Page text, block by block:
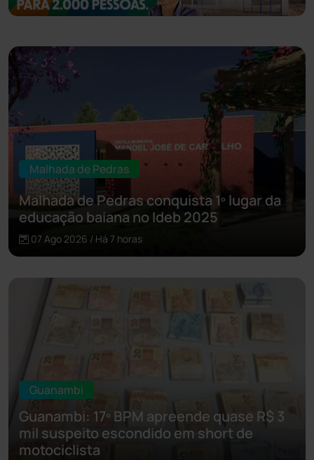
Malhada de Pedras
Malhada de Pedras conquista 1º lugar da
educação baiana no Ideb 2025
07 Ago 2026 / Há 7 horas
Guanambi
Guanambi: 17º BPM apreende quase R$ 3
mil suspeito escondido em short de
motociclista